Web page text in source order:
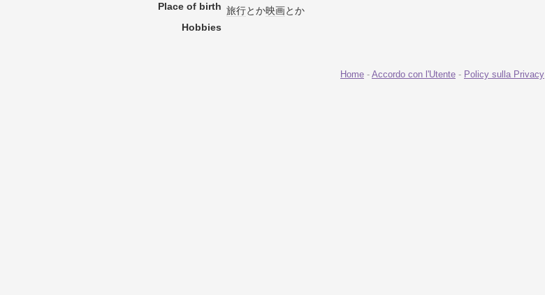
Place of birth
Hobbies
旅行とか映画とか
Home - Accordo con l'Utente - Policy sulla Privacy